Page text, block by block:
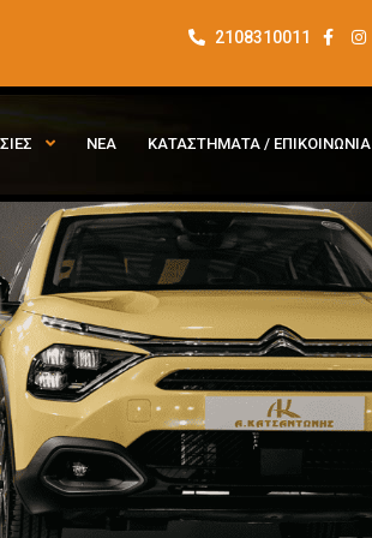
2108310011
ΝΕΑ ΚΑΤΑΣΤΗΜΑΤΑ / ΕΠΙΚΟΙΝΩΝΙΑ